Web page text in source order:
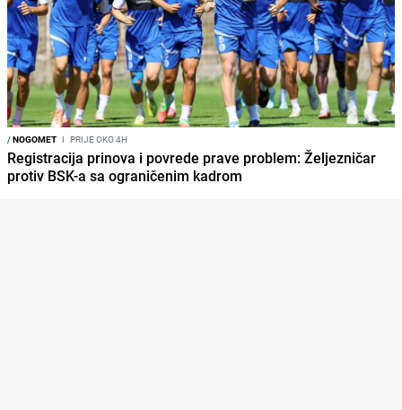
/NOGOMET I PRIJE OKO 4H
Registracija prinova i povrede prave problem: Željezničar
protiv BSK-a sa ograničenim kadrom